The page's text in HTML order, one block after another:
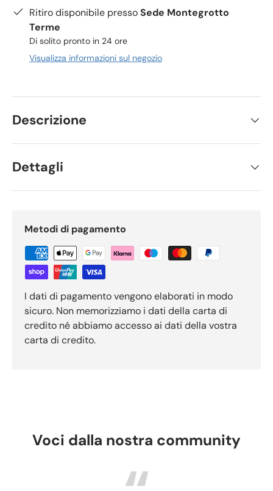
Ritiro disponibile pressoSede Montegrotto
Terme
Di solito pronto in 24 ore
Visualizza informazioni sul negozio
Descrizione
Dettagli
Metodi di pagamento
I dati di pagamento vengono elaborati in modo
sicuro. Non memorizziamo i dati della carta di
credito né abbiamo accesso ai dati della vostra
carta di credito.
Voci dalla nostra community